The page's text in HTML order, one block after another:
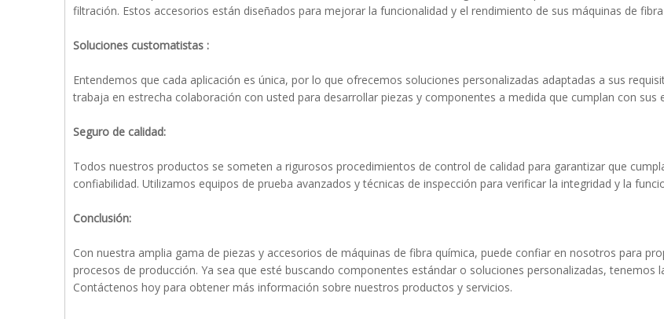
filtración. Estos accesorios están diseñados para mejorar la funcionalidad y el rendimiento de sus máquinas de
Soluciones customatistas :
Entendemos que cada aplicación es única, por lo que ofrecemos soluciones personalizadas adaptadas a sus
trabaja en estrecha colaboración con usted para desarrollar piezas y componentes a medida que cumplan con sus
Seguro de calidad:
Todos nuestros productos se someten a rigurosos procedimientos de control de calidad para garantizar que
confiabilidad. Utilizamos equipos de prueba avanzados y técnicas de inspección para verificar la integridad y la
Conclusión:
Con nuestra amplia gama de piezas y accesorios de máquinas de fibra química, puede confiar en nosotros para
procesos de producción. Ya sea que esté buscando componentes estándar o soluciones personalizadas, tenemos
Contáctenos hoy para obtener más información sobre nuestros productos y servicios.